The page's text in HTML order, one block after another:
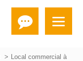
Local commercial à